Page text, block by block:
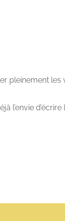
pleinement les
l’envie d’écrire